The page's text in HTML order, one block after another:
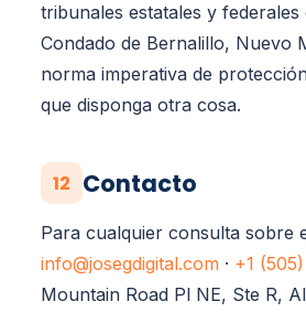
tribunales estatales y
Condado de Bernalillo, Nuevo
norma imperativa de
que disponga otra cosa.
12 Contacto
Para cualquier consulta sobre
info@josegdigital.com · +1
Mountain Road Pl NE, Ste R,